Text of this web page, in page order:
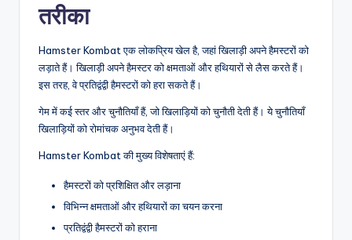
तरीका
Hamster Kombat एक लोकप्रिय खेल है, जहां खिलाड़ी अपने हैमस्टरों को
लड़ाते हैं। खिलाड़ी अपने हैमस्टर को क्षमताओं और हथियारों से लैस करते हैं।
इस तरह, वे प्रतिद्वंद्वी हैमस्टरों को हरा सकते हैं।
गेम में कई स्तर और चुनौतियाँ हैं, जो खिलाड़ियों को चुनौती देती हैं। ये चुनौतियाँ
खिलाड़ियों को रोमांचक अनुभव देती हैं।
Hamster Kombat की मुख्य विशेषताएं हैं:
हैमस्टरों को प्रशिक्षित और लड़ाना
विभिन्न क्षमताओं और हथियारों का चयन करना
प्रतिद्वंद्वी हैमस्टरों को हराना